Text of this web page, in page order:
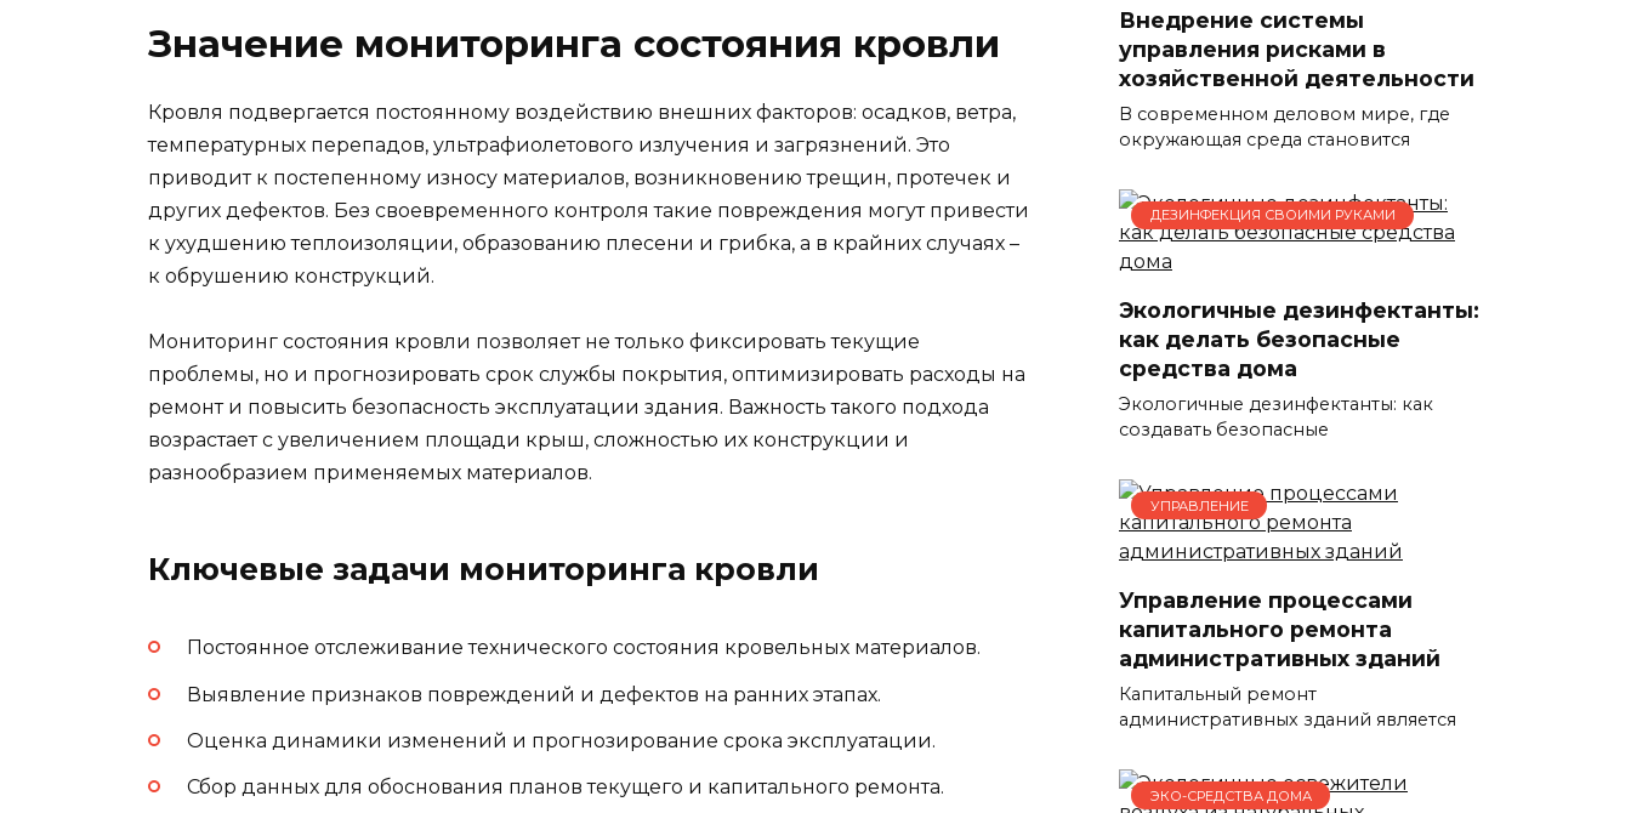
Значение мониторинга состояния кровли
Кровля подвергается постоянному воздействию внешних факторов: осадков, ветра,
температурных перепадов, ультрафиолетового излучения и загрязнений. Это
приводит к постепенному износу материалов, возникновению трещин, протечек и
других дефектов. Без своевременного контроля такие повреждения могут привести
к ухудшению теплоизоляции, образованию плесени и грибка, а в крайних случаях –
к обрушению конструкций.
Мониторинг состояния кровли позволяет не только фиксировать текущие
проблемы, но и прогнозировать срок службы покрытия, оптимизировать расходы на
ремонт и повысить безопасность эксплуатации здания. Важность такого подхода
возрастает с увеличением площади крыш, сложностью их конструкции и
разнообразием применяемых материалов.
Ключевые задачи мониторинга кровли
Постоянное отслеживание технического состояния кровельных материалов.
Выявление признаков повреждений и дефектов на ранних этапах.
Оценка динамики изменений и прогнозирование срока эксплуатации.
Сбор данных для обоснования планов текущего и капитального ремонта.
Внедрение системы
управления рисками в
хозяйственной деятельности
В современном деловом мире, где
окружающая среда становится
ДЕЗИНФЕКЦИЯ СВОИМИ РУКАМИ
Экологичные дезинфектанты:
как делать безопасные
средства дома
Экологичные дезинфектанты: как
создавать безопасные
УПРАВЛЕНИЕ
Управление процессами
капитального ремонта
административных зданий
Капитальный ремонт
административных зданий является
ЭКО-СРЕДСТВА ДОМА